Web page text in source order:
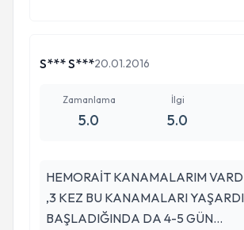
S*** S***20.01.2016
Zamanlama
5.0
İlgi
5.0
HEMORAİT KANAMALARIM
,3 KEZ BU KANAMALARI
BAŞLADIĞINDA DA 4-5 GÜN